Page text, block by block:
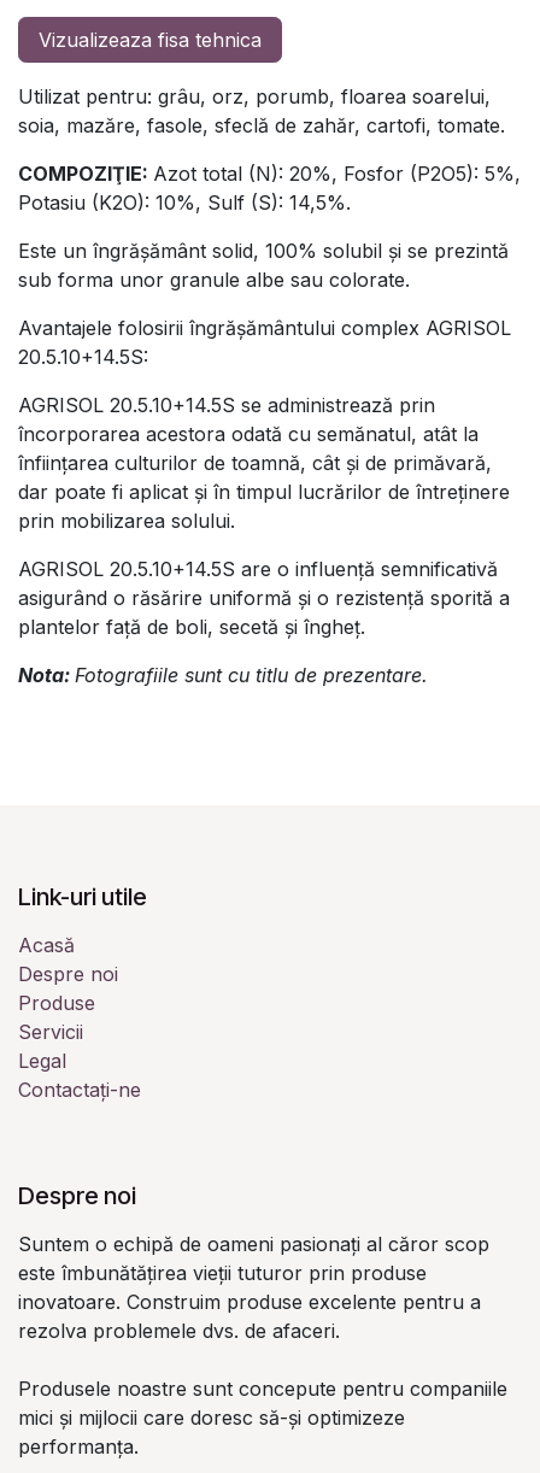
Vizualizeaza fisa tehnica
Utilizat pentru: grâu, orz, porumb, floarea soarelui,
soia, mazăre, fasole, sfeclă de zahăr, cartofi, tomate.
COMPOZIŢIE: Azot total (N): 20%, Fosfor (P2O5): 5%,
Potasiu (K2O): 10%, Sulf (S): 14,5%.
Este un îngrășământ solid, 100% solubil și se prezintă
sub forma unor granule albe sau colorate.
Avantajele folosirii îngrășământului complex AGRISOL
20.5.10+14.5S:
AGRISOL 20.5.10+14.5S se administrează prin
încorporarea acestora odată cu semănatul, atât la
înființarea culturilor de toamnă, cât și de primăvară,
dar poate fi aplicat și în timpul lucrărilor de întreținere
prin mobilizarea solului.
AGRISOL 20.5.10+14.5S are o influență semnificativă
asigurând o răsărire uniformă și o rezistență sporită a
plantelor față de boli, secetă și îngheț.
Nota: Fotografiile sunt cu titlu de prezentare.
Link-uri utile
Acasă
Despre noi
Produse
Servicii
Legal
Contactați-ne
Despre noi
Suntem o echipă de oameni pasionați al căror scop
este îmbunătățirea vieții tuturor prin produse
inovatoare. Construim produse excelente pentru a
rezolva problemele dvs. de afaceri.
Produsele noastre sunt concepute pentru companiile
mici și mijlocii care doresc să-și optimizeze
performanța.